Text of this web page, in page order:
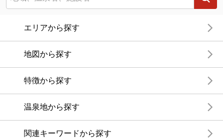
エリアから探す
地図から探す
特徴から探す
温泉地から探す
関連キーワードから探す